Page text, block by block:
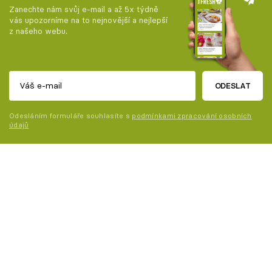
Zanechte nám svůj e-mail a až 5x týdně
vás upozorníme na to nejnovější a nejlepší
z našeho webu.
ODESLAT
Odesláním formuláře souhlasíte s podmínkami zpracování osobních
údajů